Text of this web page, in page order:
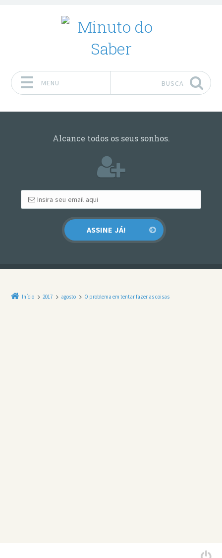
MENU BUSCA
Alcance todos os seus sonhos.
Início 2017 agosto O problema em tentar fazer as coisas